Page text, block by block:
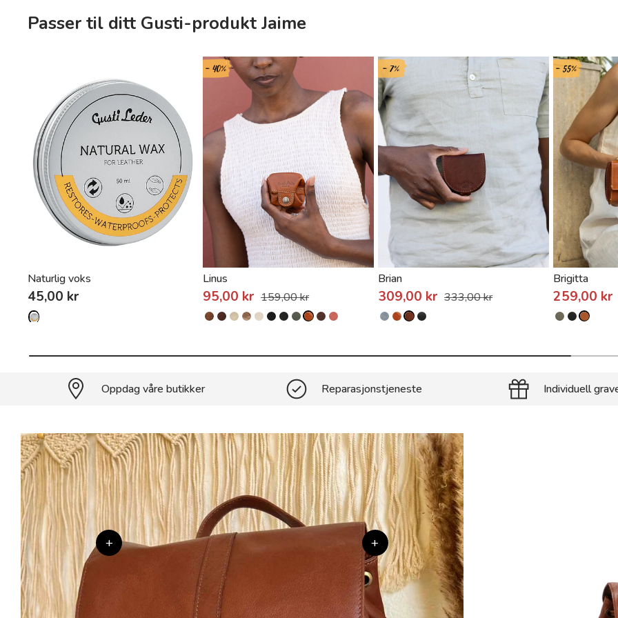
Passer til ditt Gusti-produkt Jaime
Naturlig voks
45,00 kr
- 40%
Linus
95,00 kr 159,00 kr
- 7%
Brian
309,00 kr 333,00 kr
- 55%
Brigitta
259,00 kr
Oppdag våre butikker Reparasjonstjeneste Individuell
+ +